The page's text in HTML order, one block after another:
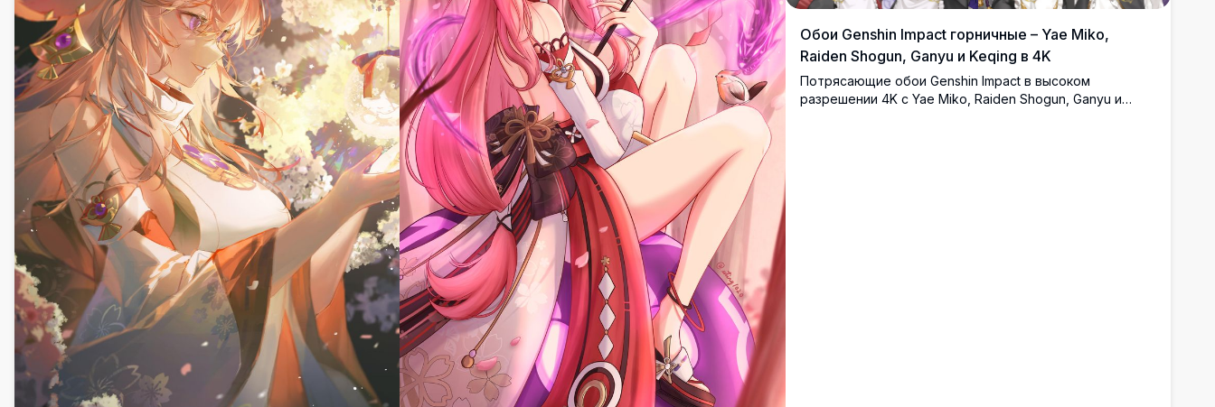
Обои Genshin Impact горничные – Yae Miko,
Raiden Shogun, Ganyu и Keqing в 4K
Потрясающие обои Genshin Impact в высоком
разрешении 4K с Yae Miko, Raiden Shogun, Ganyu и